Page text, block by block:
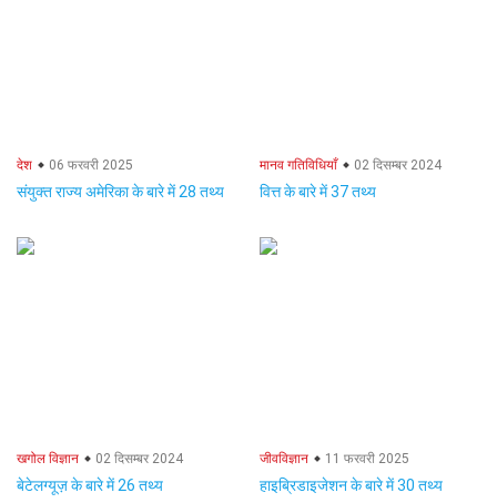
देश 06 फरवरी 2025
संयुक्त राज्य अमेरिका के बारे में 28 तथ्य
मानव गतिविधियाँ 02 दिसम्बर 2024
वित्त के बारे में 37 तथ्य
खगोल विज्ञान 02 दिसम्बर 2024
बेटेलग्यूज़ के बारे में 26 तथ्य
जीवविज्ञान 11 फरवरी 2025
हाइब्रिडाइजेशन के बारे में 30 तथ्य